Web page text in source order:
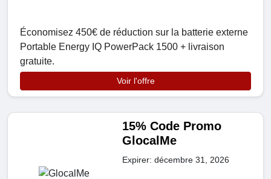
Économisez 450€ de réduction sur la batterie externe
Portable Energy IQ PowerPack 1500 + livraison
gratuite.
Voir l'offre
15% Code Promo
GlocalMe
Expirer: décembre 31, 2026